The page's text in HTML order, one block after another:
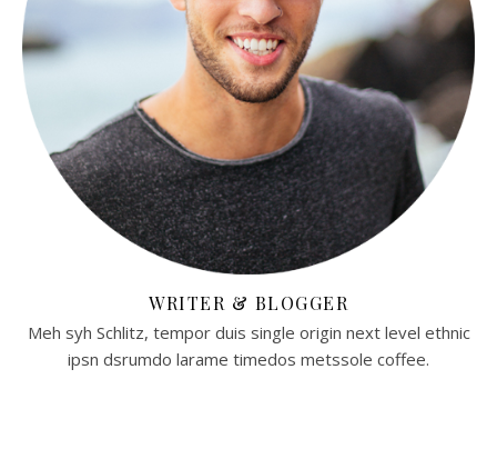
WRITER & BLOGGER
Meh syh Schlitz, tempor duis single origin next level ethnic
ipsn dsrumdo larame timedos metssole coffee.